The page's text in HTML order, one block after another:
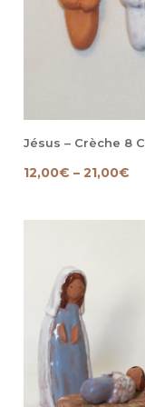
Jésus – Crèche 8
12,00€ – 21,00€